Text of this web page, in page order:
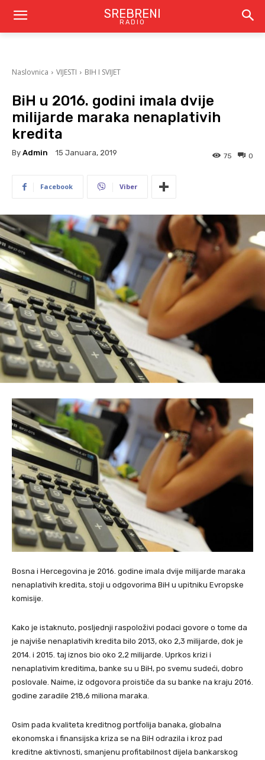
SREBRENI
RADIO
Naslovnica VIJESTI BIH I SVIJET
BiH u 2016. godini imala dvije
milijarde maraka nenaplativih
kredita
By Admin 15 Januara, 2019 0
75
Facebook Viber
Bosna i Hercegovina je 2016. godine imala dvije milijarde maraka
nenaplativih kredita, stoji u odgovorima BiH u upitniku Evropske
komisije.
Kako je istaknuto, posljednji raspoloživi podaci govore o tome da
je najviše nenaplativih kredita bilo 2013, oko 2,3 milijarde, dok je
2014. i 2015. taj iznos bio oko 2,2 milijarde. Uprkos krizi i
nenaplativim kreditima, banke su u BiH, po svemu sudeći, dobro
poslovale. Naime, iz odgovora proističe da su banke na kraju 2016.
godine zaradile 218,6 miliona maraka.
Osim pada kvaliteta kreditnog portfolija banaka, globalna
ekonomska i finansijska kriza se na BiH odrazila i kroz pad
kreditne aktivnosti, smanjenu profitabilnost dijela bankarskog